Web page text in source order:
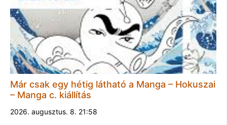
Már csak egy hétig látható a Manga – Hokuszai
– Manga c. kiállítás
2026. augusztus. 8. 21:58